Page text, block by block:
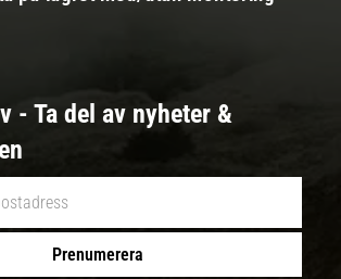
- Ta del av nyheter &
Prenumerera